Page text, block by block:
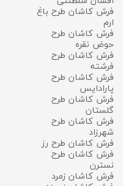
فرش کاشان طرح باغ
ارم
فرش کاشان طرح
حوض نقره
فرش کاشان طرح
فرشته
فرش کاشان طرح
پارادایس
فرش کاشان طرح
گلستان
فرش کاشان طرح
شهرزاد
فرش کاشان طرح رز
فرش کاشان طرح
نسترن
فرش کاشان زمرد